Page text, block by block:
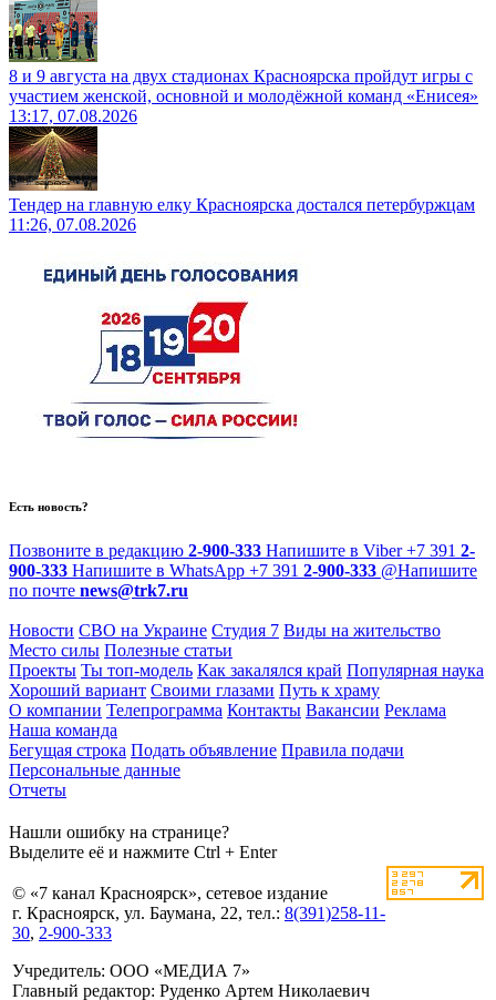
8 и 9 августа на двух стадионах Красноярска пройдут игры с
участием женской, основной и молодёжной команд «Енисея»
13:17, 07.08.2026
Тендер на главную елку Красноярска достался петербуржцам
11:26, 07.08.2026
Есть новость?
Позвоните в редакцию 2-900-333 Напишите в Viber +7 391 2-
900-333 Напишите в WhatsApp +7 391 2-900-333 @Напишите
по почте news@trk7.ru
Новости СВО на Украине Студия 7 Виды на жительство
Место силы Полезные статьи
Проекты Ты топ-модель Как закалялся край Популярная наука
Хороший вариант Своими глазами Путь к храму
О компании Телепрограмма Контакты Вакансии Реклама
Наша команда
Бегущая строка Подать объявление Правила подачи
Персональные данные
Отчеты
Нашли ошибку на странице?
Выделите её и нажмите Ctrl + Enter
© «7 канал Красноярск», сетевое издание
г. Красноярск, ул. Баумана, 22, тел.: 8(391)258-11-
30, 2-900-333
Учредитель: ООО «МЕДИА 7»
Главный редактор: Руденко Артем Николаевич